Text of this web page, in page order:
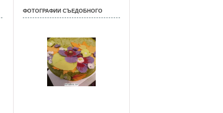
ФОТОГРАФИИ СЪЕДОБНОГО